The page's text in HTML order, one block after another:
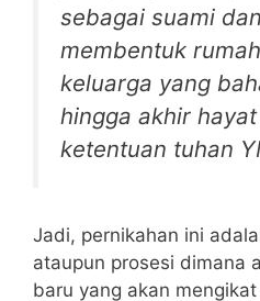
sebagai suami
membentuk
keluarga yang
hingga akhir
ketentuan tuhan
Jadi, pernikahan ini
ataupun prosesi dimana
baru yang akan